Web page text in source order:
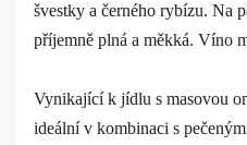
švestky a černého rybízu. Na
příjemně plná a měkká. Víno
Vynikající k jídlu s masovou
ideální v kombinaci s